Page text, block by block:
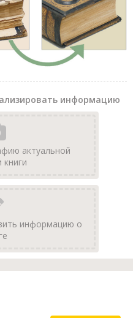
информацию
актуальной
информацию о